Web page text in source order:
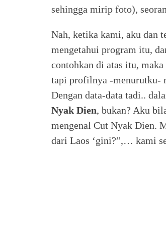
sehingga mirip foto),
Nah, ketika kami, aku dan
mengetahui program itu,
contohkan di atas itu,
tapi profilnya -menurutku-
Dengan data-data tadi..
Nyak Dien, bukan? Aku
mengenal Cut Nyak Dien.
dari Laos ‘gini?”,… kami